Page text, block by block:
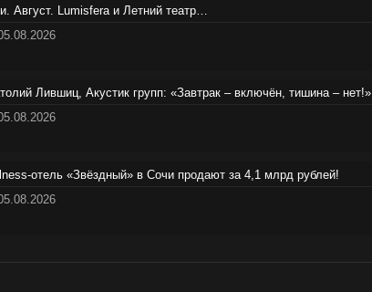
Август. Lumisfera и Летний театр…
Лившиц, Акустик групп: «Завтрак – включён, тишина – нет!»
отель «Звёздный» в Сочи продают за 4,1 млрд рублей!